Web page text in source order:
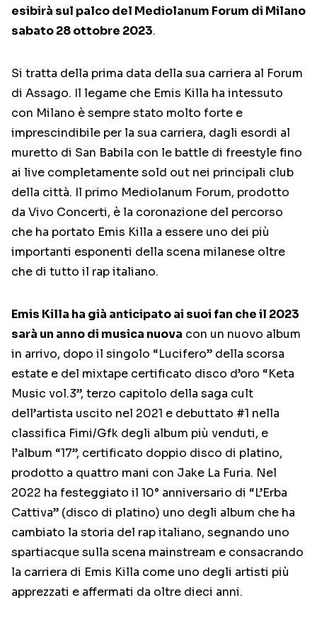
esibirà sul palco del Mediolanum Forum di Milano
sabato 28 ottobre 2023.
Si tratta della prima data della sua carriera al Forum
di Assago. Il legame che Emis Killa ha intessuto
con Milano è sempre stato molto forte e
imprescindibile per la sua carriera, dagli esordi al
muretto di San Babila con le battle di freestyle fino
ai live completamente sold out nei principali club
della città. Il primo Mediolanum Forum, prodotto
da Vivo Concerti, è la coronazione del percorso
che ha portato Emis Killa a essere uno dei più
importanti esponenti della scena milanese oltre
che di tutto il rap italiano.
Emis Killa ha già anticipato ai suoi fan che il 2023
sarà un anno di musica nuova con un nuovo album
in arrivo, dopo il singolo “Lucifero” della scorsa
estate e del mixtape certificato disco d’oro “Keta
Music vol.3”, terzo capitolo della saga cult
dell’artista uscito nel 2021 e debuttato #1 nella
classifica Fimi/Gfk degli album più venduti, e
l’album “17”, certificato doppio disco di platino,
prodotto a quattro mani con Jake La Furia. Nel
2022 ha festeggiato il 10° anniversario di “L’Erba
Cattiva” (disco di platino) uno degli album che ha
cambiato la storia del rap italiano, segnando uno
spartiacque sulla scena mainstream e consacrando
la carriera di Emis Killa come uno degli artisti più
apprezzati e affermati da oltre dieci anni.